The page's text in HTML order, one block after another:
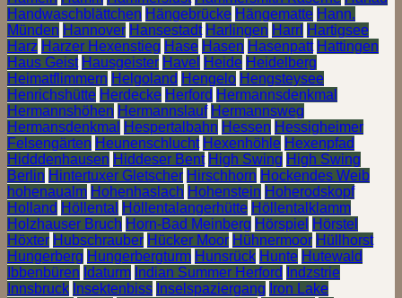
Handwaschblättchen Hängebrücke Hängematte Hann.
Münden Hannover Hansestadt Harlingen Harrl Hartigsee
Harz Harzer Hexenstieg Hase Hasen Hasenpatt Hattingen
Haus Geist Hausgeister Havel Heide Heidelberg
Heimatflimmern Helgoland Hengelo Hengsteysee
Henrichshütte Herdecke Herford Hermannsdenkmal
Hermannshöhen Hermannslauf Hermannsweg
Hermansdenkmal
Hespertalbahn Hessen Hessigheimer
Felsengärten Heunenschlucht Hexenhöhle Hexenpfad
Hidddenhausen Hiddeser Bent High Swing High Swing
Berlin Hintertuxer Gletscher Hirschhorn Hockendes Weib
hohenaualm Hohenhaslach Hohenstein Hoherodskopf
Holland Höllental Höllentalangerhütte Höllentalklamm
Holzhauser Bruch Horn-Bad Meinberg Hörspiel Hörstel
Höxter Hubschrauber Hücker Moor Hühnermoor Hüllhorst
Hungerberg Hungerbergturm Hunsrück Hunte Hutewald
Ibbenbüren Idaturm Indian Summer Herford
Indzstrie
Innsbruck Insektenbiss Inselspaziergang Iron Lake